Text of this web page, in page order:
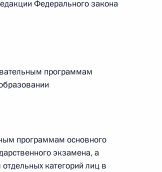
гражданского состояния»
закона «О внесении
Федерального закона
программам
программам основного
экзамена, а
категорий лиц в